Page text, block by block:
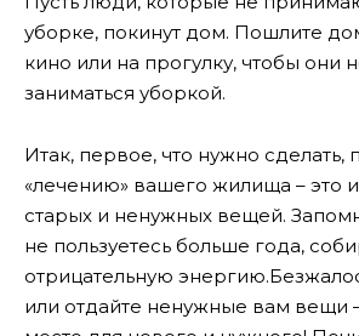
уборке, покинут дом. Пошлите
кино или на прогулку, чтобы они
заниматься уборкой.
Итак, первое, что нужно сделать,
«лечению» вашего жилища – это
старых и ненужных вещей.
не пользуетесь больше года,
отрицательную энергию.
или отдайте ненужные вам вещи